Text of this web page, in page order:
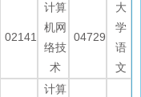
02141
计算
机网
络技
术
04729
大
学
语
文
计算